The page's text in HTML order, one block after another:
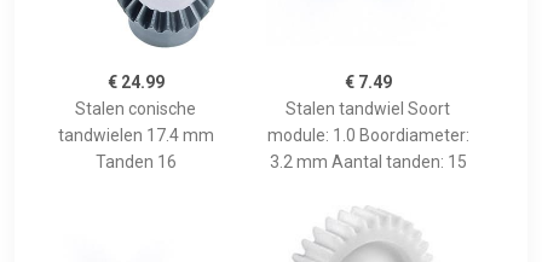
€ 24.99
Stalen conische
tandwielen 17.4 mm
Tanden 16
€ 7.49
Stalen tandwiel Soort
module: 1.0 Boordiameter:
3.2 mm Aantal tanden: 15